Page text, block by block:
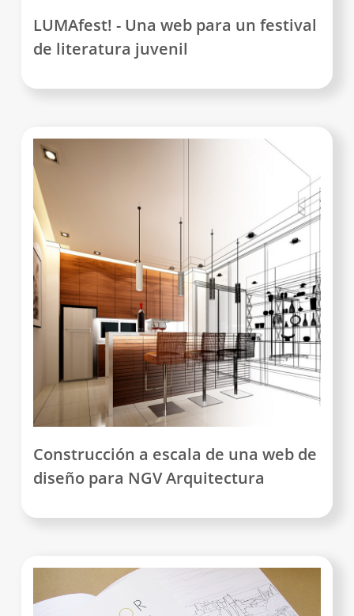
LUMAfest! - Una web para un festival
de literatura juvenil
Construcción a escala de una web de
diseño para NGV Arquitectura